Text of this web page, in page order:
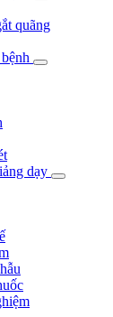
quãng
dạy